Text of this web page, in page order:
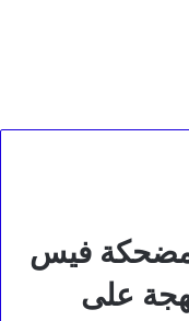
مضحكة فيس
على